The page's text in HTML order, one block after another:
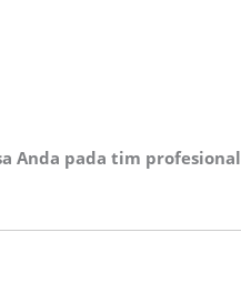
Anda pada tim profesional